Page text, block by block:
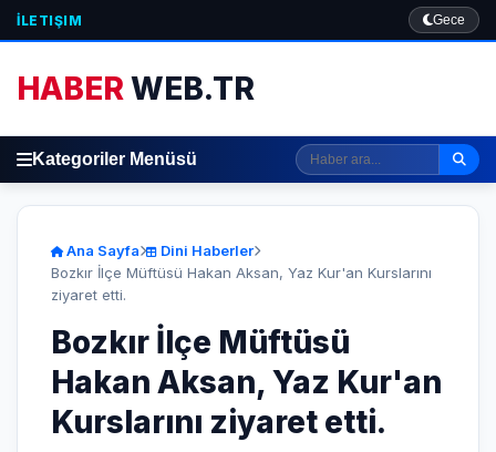
İLETIŞIM Gece
HABERWEB.TR
Kategoriler Menüsü
Ana Sayfa
Dini Haberler
Bozkır İlçe Müftüsü Hakan Aksan, Yaz Kur'an Kurslarını
ziyaret etti.
Bozkır İlçe Müftüsü
Hakan Aksan, Yaz Kur'an
Kurslarını ziyaret etti.